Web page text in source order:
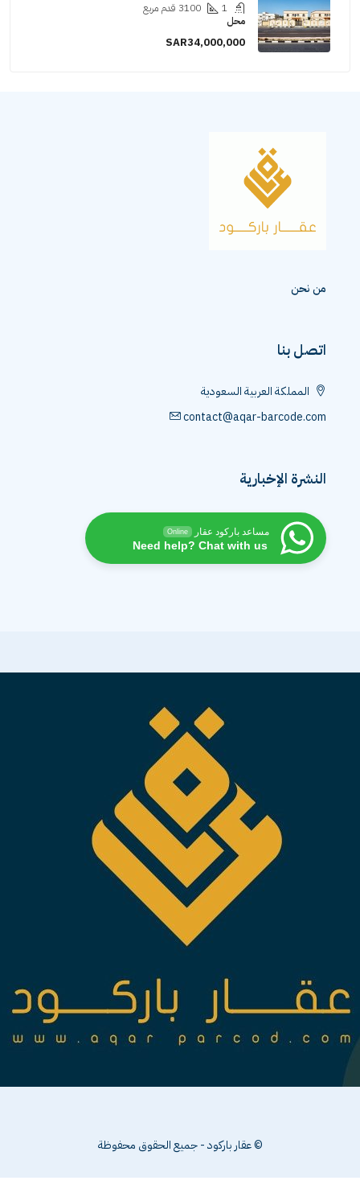
3100 قدم مربع
محل
SAR34,000,000
من نحن
اتصل بنا
المملكة العربية السعودية
contact@aqar-barcode.com
النشرة الإخبارية
مساعد باركود عقار Online
Need help? Chat with us
© عقار باركود - جميع الحقوق محفوظة